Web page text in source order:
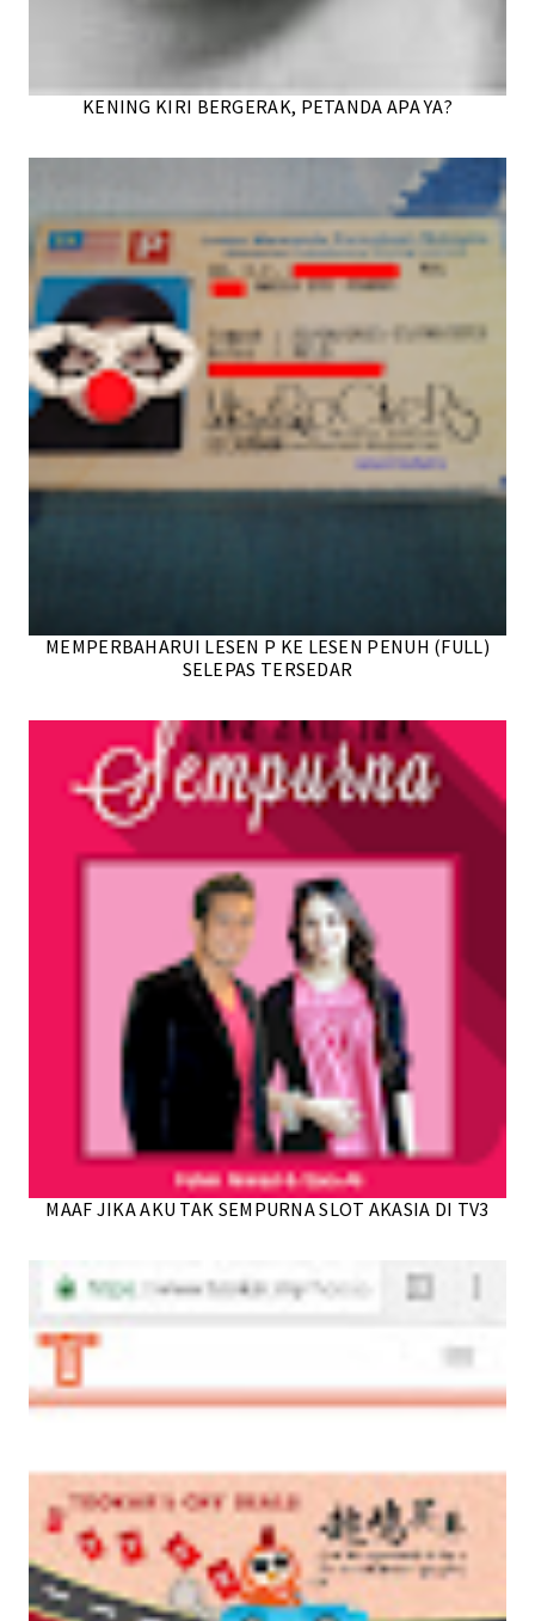
KENING KIRI BERGERAK, PETANDA APA YA?
MEMPERBAHARUI LESEN P KE LESEN PENUH (FULL)
SELEPAS TERSEDAR
MAAF JIKA AKU TAK SEMPURNA SLOT AKASIA DI TV3